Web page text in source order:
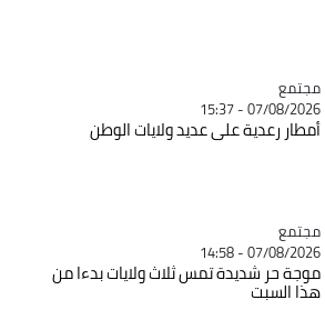
Catégorie
مجتمع
07/08/2026 - 15:37
أمطار رعدية على عديد ولايات الوطن
Catégorie
مجتمع
07/08/2026 - 14:58
موجة حر شديدة تمس ثلاث ولايات بدءا من
هذا السبت